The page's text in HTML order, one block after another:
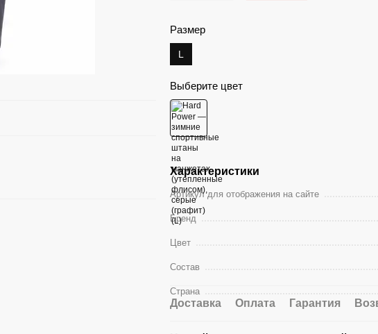
Размер
L
Выберите цвет
Характеристики
Артикул для отображения на сайте
Бренд
Цвет
Состав
Страна
Доставка Оплата Гарантия